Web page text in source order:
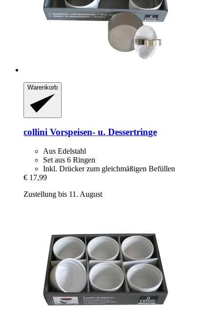
Warenkorb
collini Vorspeisen-​ u. Dessertringe
Aus Edelstahl
Set aus 6 Ringen
Inkl. Drücker zum gleichmäßigen Befüllen
€ 17,99
Zustellung bis 11. August